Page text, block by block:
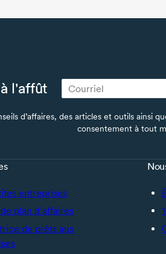
l'affût
d’affaires, des articles et outils ainsi
consentement à tout
entreprises
plan d’affaires
de prêts aux